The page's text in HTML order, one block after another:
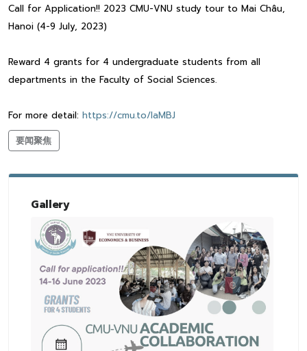
Call for Application!! 2023 CMU-VNU study tour to Mai Châu,
Hanoi (4-9 July, 2023)
Reward 4 grants for 4 undergraduate students from all
departments in the Faculty of Social Sciences.
For more detail: https://cmu.to/laMBJ
要闻聚焦
Gallery